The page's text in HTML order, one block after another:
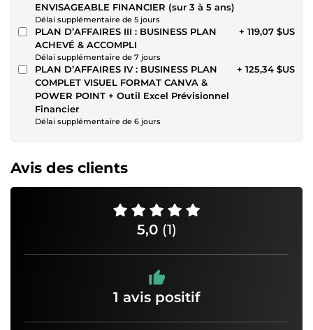
ENVISAGEABLE FINANCIER (sur 3 à 5 ans)
Délai supplémentaire de 5 jours
PLAN D’AFFAIRES III : BUSINESS PLAN
ACHEVÉ & ACCOMPLI
Délai supplémentaire de 7 jours
+ 119,07 $US
PLAN D’AFFAIRES IV : BUSINESS PLAN
COMPLET VISUEL FORMAT CANVA &
POWER POINT + Outil Excel Prévisionnel
Financier
Délai supplémentaire de 6 jours
+ 125,34 $US
Avis des clients
5,0 (1)
1 avis positif